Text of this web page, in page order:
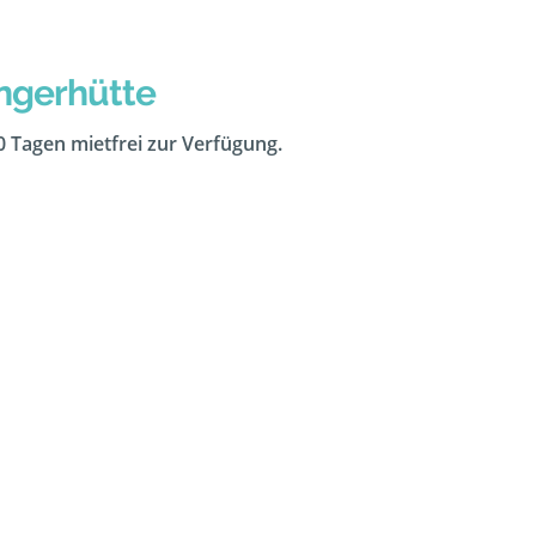
Tagen mietfrei zur Verfügung.